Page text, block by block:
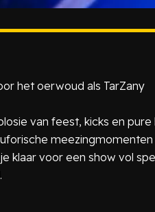
het oerwoud als TarZany
van feest, kicks en pure
klaar voor een show vol